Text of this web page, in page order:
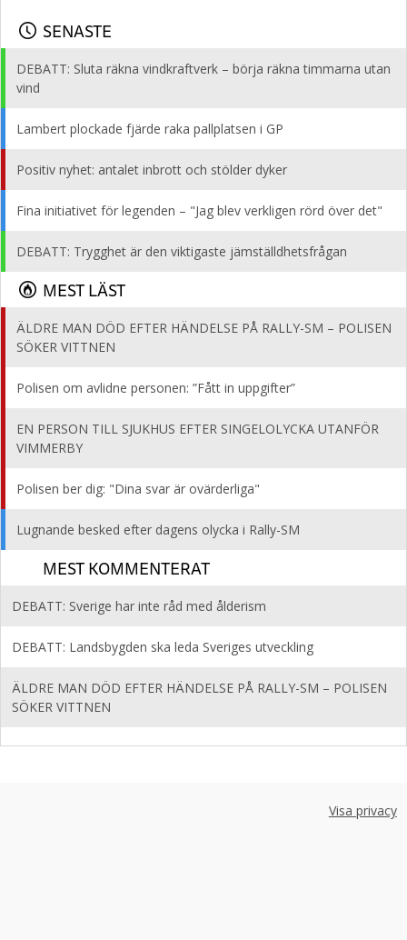
SENASTE
DEBATT: Sluta räkna vindkraftverk – börja räkna timmarna utan
vind
Lambert plockade fjärde raka pallplatsen i GP
Positiv nyhet: antalet inbrott och stölder dyker
Fina initiativet för legenden – "Jag blev verkligen rörd över det"
DEBATT: Trygghet är den viktigaste jämställdhetsfrågan
MEST LÄST
ÄLDRE MAN DÖD EFTER HÄNDELSE PÅ RALLY-SM – POLISEN
SÖKER VITTNEN
Polisen om avlidne personen: ”Fått in uppgifter”
EN PERSON TILL SJUKHUS EFTER SINGELOLYCKA UTANFÖR
VIMMERBY
Polisen ber dig: "Dina svar är ovärderliga"
Lugnande besked efter dagens olycka i Rally-SM
MEST KOMMENTERAT
DEBATT: Sverige har inte råd med ålderism
DEBATT: Landsbygden ska leda Sveriges utveckling
ÄLDRE MAN DÖD EFTER HÄNDELSE PÅ RALLY-SM – POLISEN
SÖKER VITTNEN
Visa privacy